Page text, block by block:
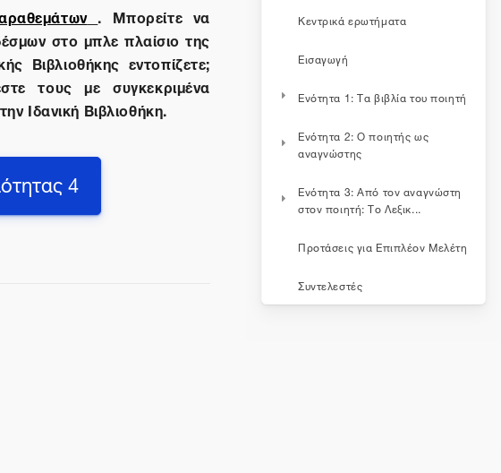
. Μπορείτε να
στο μπλε πλαίσιο της
Βιβλιοθήκης εντοπίζετε;
τους με συγκεκριμένα
Ιδανική Βιβλιοθήκη.
4
Κεντρικά ερωτήματα
Εισαγωγή
Ενότητα 1: Τα βιβλία του ποιητή
Ενότητα 2: Ο ποιητής ως
αναγνώστης
Ενότητα 3: Από τον αναγνώστη
στον ποιητή: Το Λεξικ...
Προτάσεις για Επιπλέον Μελέτη
Συντελεστές